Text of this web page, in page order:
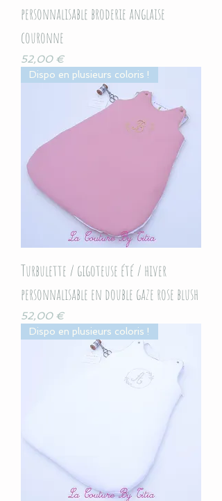
personnalisable broderie anglaise
couronne
Prix
52,00 €
Dispo en plusieurs coloris !
Turbulette / gigoteuse été / hiver
personnalisable en double gaze rose blush
Prix
52,00 €
Dispo en plusieurs coloris !